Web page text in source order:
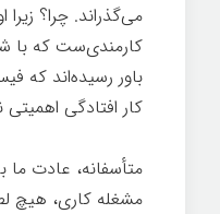
می‌گذراند. چرا؟ زیرا
کارمندی‌ست که با
باور رسیده‌اند که
کار افتادگی اهمیتی
متأسفانه، عادت ما
مشغله کاری، هیچ